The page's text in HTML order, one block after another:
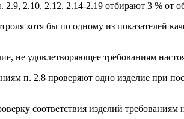
2.9, 2.10, 2.12, 2.14-2.19 отбирают 3 % от
хотя бы по одному из показателей
не удовлетворяющее требованиям
п. 2.8 проверяют одно изделие при
соответствия изделий